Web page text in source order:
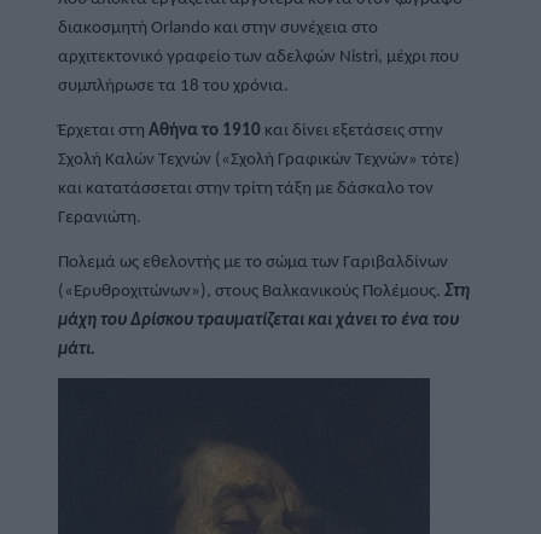
διακοσμητή Orlando και στην συνέχεια στο
αρχιτεκτονικό γραφείο των αδελφών Nistri, μέχρι που
συμπλήρωσε τα 18 του χρόνια.
Έρχεται στη Αθήνα το 1910 και δίνει εξετάσεις στην
Σχολή Καλών Τεχνών («Σχολή Γραφικών Τεχνών» τότε)
και κατατάσσεται στην τρίτη τάξη με δάσκαλο τον
Γερανιώτη.
Πολεμά ως εθελοντής με το σώμα των Γαριβαλδίνων
(«Ερυθροχιτώνων»), στους Βαλκανικούς Πολέμους. Στη
μάχη του Δρίσκου τραυματίζεται και χάνει το ένα του
μάτι.